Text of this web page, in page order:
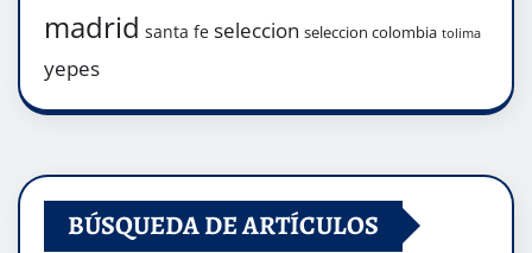
madrid santa fe seleccion seleccion colombia tolima
yepes
BÚSQUEDA DE ARTÍCULOS